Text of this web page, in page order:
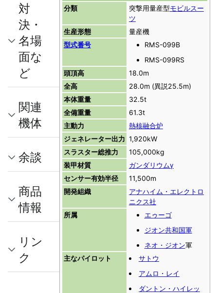
分類 突撃用量産型モビルスー
ツ
生産形態
量産機
型式番号
RMS-099B
RMS-099RS
頭頂高
18.0m
全高
28.0m (異説25.5m)
本体重量
32.5t
全備重量
61.3t
主動力
熱核融合炉
ジェネレーター出力 1,920kW
スラスター総推力
105,000kg
装甲材質
ガンダリウムγ
センサー有効半径
11,500m
開発組織
アナハイム・エレクトロ
ニクス社
所属
エゥーゴ
ジオン共和国軍
ネオ・ジオン軍
主なパイロット
サトウ
アムロ・レイ
ダントン・ハイレッ
対
決・
名場
面な
ど
関連
機体
余談
商品
情報
リン
ク